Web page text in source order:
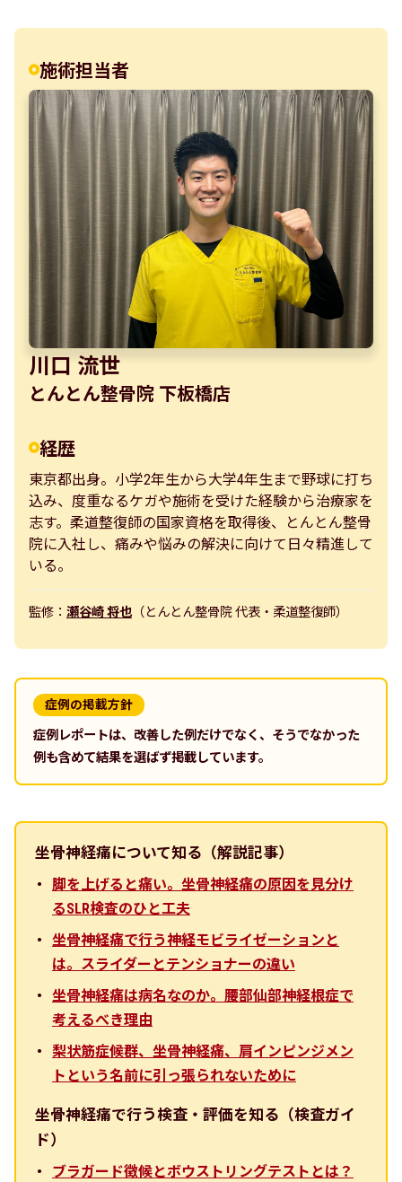
施術担当者
川口 流世
とんとん整骨院 下板橋店
経歴
東京都出身。小学2年生から大学4年生まで野球に打ち
込み、度重なるケガや施術を受けた経験から治療家を
志す。柔道整復師の国家資格を取得後、とんとん整骨
院に入社し、痛みや悩みの解決に向けて日々精進して
いる。
監修： 瀬谷崎 将也 （とんとん整骨院 代表・柔道整復師）
症例の掲載方針
症例レポートは、改善した例だけでなく、そうでなかった
例も含めて結果を選ばず掲載しています。
坐骨神経痛について知る（解説記事）
脚を上げると痛い。坐骨神経痛の原因を見分け
るSLR検査のひと工夫
坐骨神経痛で行う神経モビライゼーションと
は。スライダーとテンショナーの違い
坐骨神経痛は病名なのか。腰部仙部神経根症で
考えるべき理由
梨状筋症候群、坐骨神経痛、肩インピンジメン
トという名前に引っ張られないために
坐骨神経痛で行う検査・評価を知る（検査ガイ
ド）
ブラガード徴候とボウストリングテストとは？